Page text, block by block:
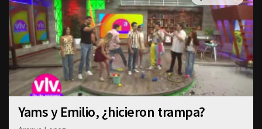
Yams y Emilio, ¿hicieron trampa?